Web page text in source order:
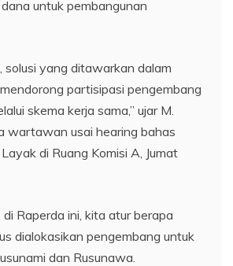
untuk pembangunan
solusi yang ditawarkan dalam
partisipasi pengembang
skema kerja sama,” ujar M.
wartawan usai hearing bahas
di Ruang Komisi A, Jumat
Raperda ini, kita atur berapa
dialokasikan pengembang untuk
dan Rusunawa.